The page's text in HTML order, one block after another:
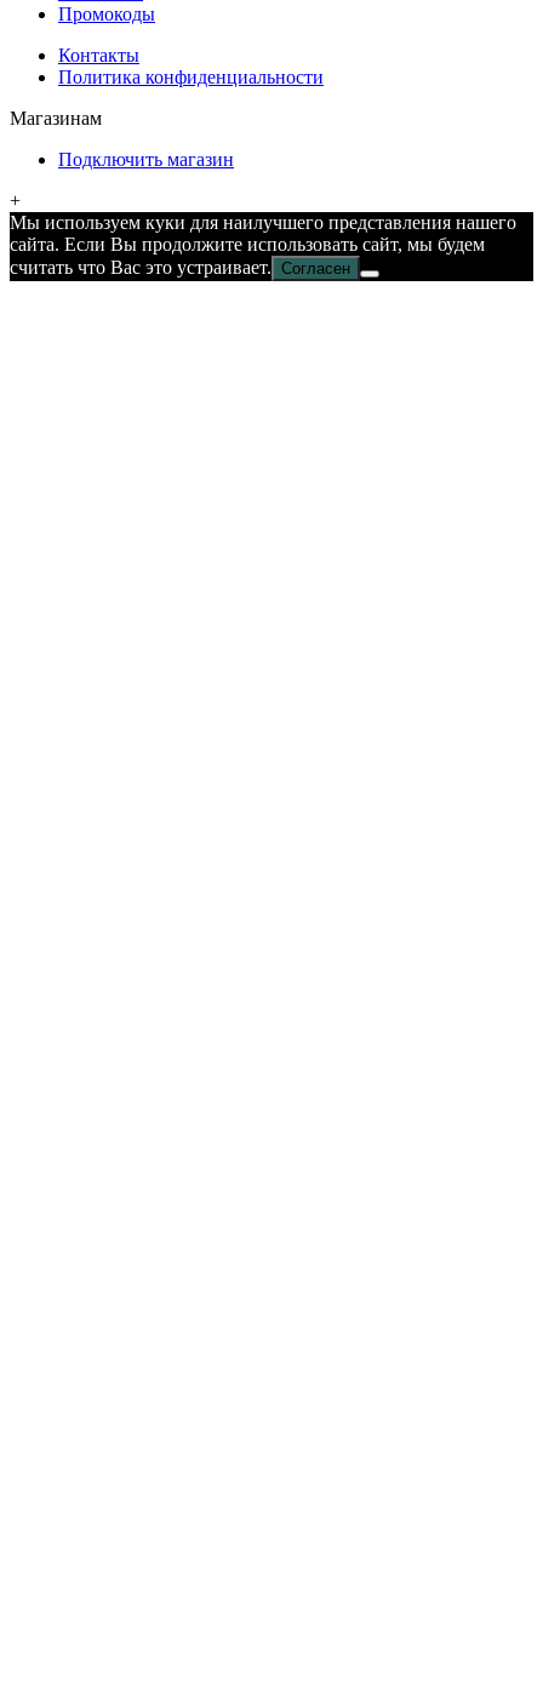
Промокоды
Контакты
Политика конфиденциальности
Магазинам
Подключить магазин
+
Мы используем куки для наилучшего представления нашего
сайта. Если Вы продолжите использовать сайт, мы будем
считать что Вас это устраивает. Согласен